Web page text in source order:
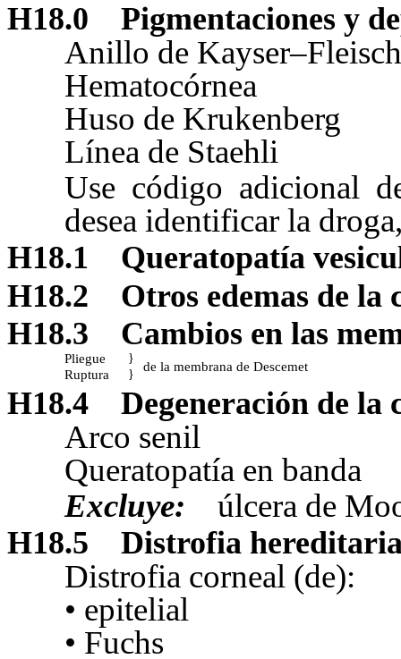
H18.0 Pigmentaciones y
Anillo de
Hematocórnea
Huso de Krukenberg
Línea de Staehli
Use código adicional
desea identificar la
H18.1
Queratopatía
H18.2
Otros edemas de la
H18.3
Cambios en las
Pliegue }
de la membrana de Descemet
Ruptura }
H18.4 Degeneración de la
Arco senil
Queratopatía en banda
Excluye:
úlcera de
H18.5 Distrofia
Distrofia corneal (de):
• epitelial
• Fuchs